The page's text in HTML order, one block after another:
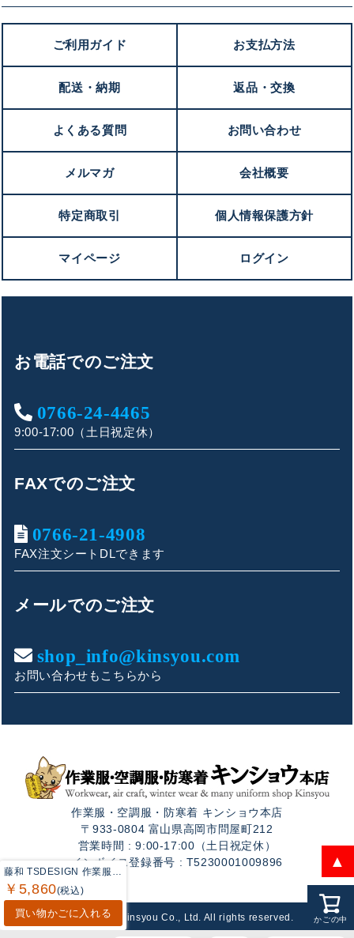
キンショウお問い合わせサポート
こんにちは！
お買い物やお問い合わせ相談のサポートをさせていただい
ご質問内容をお選びください。
🦺 購入前によくあるご質問
🛒 購入後によくあるご質問
❓ その他のご質問
ご利用ガイド お支払方法
配送・納期 返品・交換
よくある質問 お問い合わせ
メルマガ 会社概要
特定商取引 個人情報保護方針
マイページ ログイン
お電話でのご注文
0766-24-4465
9:00-17:00（土日祝定休）
FAXでのご注文
0766-21-4908
FAX注文シートDLできます
メールでのご注文
shop_info@kinsyou.com
お問い合わせもこちらから
作業服・空調服・防寒着 キンショウ本店
〒933-0804 富山県高岡市問屋町212
営業時間 : 9:00-17:00（土日祝定休）
インボイス登録番号 : T5230001009896
Copyright © Kinsyou Co., Ltd. All rights reserved.
▲
かごの中
藤和 TSDESIGN 作業服 90121 撥水ドットエアーレディースパンツ 3L オフィスウェア 春夏用
￥5,860(税込)
買い物かごに入れる